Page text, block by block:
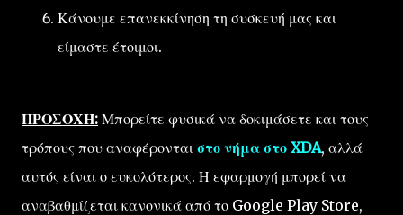
Κάνουμε επανεκκίνηση τη συσκευή μας και
είμαστε έτοιμοι.
ΠΡΟΣΟΧΗ: Μπορείτε φυσικά να δοκιμάσετε και τους
τρόπους που αναφέρονται στο νήμα στο XDA, αλλά
αυτός είναι ο ευκολότερος. Η εφαρμογή μπορεί να
αναβαθμίζεται κανονικά από το Google Play Store,